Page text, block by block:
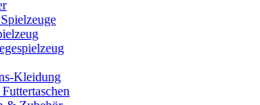
Kleidung